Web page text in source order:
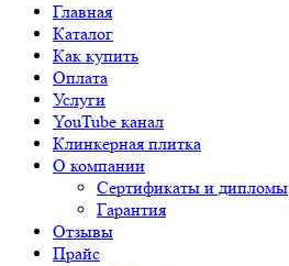
Главная
Каталог
Как купить
Оплата
Услуги
YouTube канал
Клинкерная плитка
О компании
Сертификаты и дипломы
Гарантия
Отзывы
Прайс